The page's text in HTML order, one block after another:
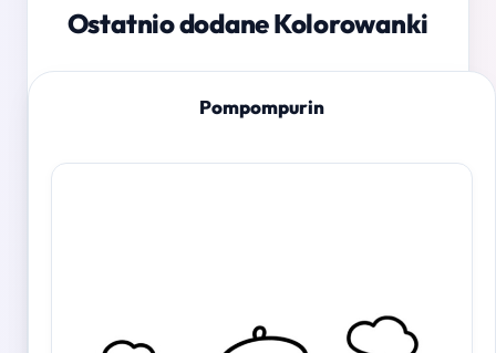
Ostatnio dodane Kolorowanki
Pompompurin